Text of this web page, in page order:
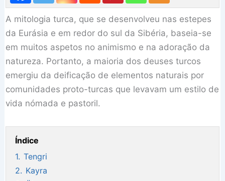
A mitologia turca, que se desenvolveu nas estepes
da Eurásia e em redor do sul da Sibéria, baseia-se
em muitos aspetos no animismo e na adoração da
natureza. Portanto, a maioria dos deuses turcos
emergiu da deificação de elementos naturais por
comunidades proto-turcas que levavam um estilo de
vida nómada e pastoril.
Índice
1. Tengri
2. Kayra